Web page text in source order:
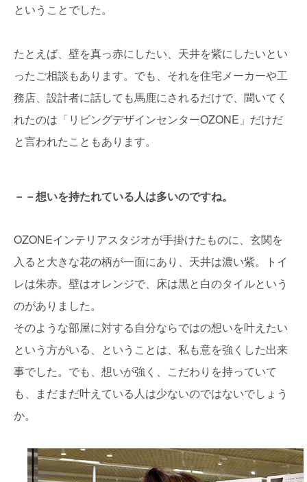
ということでした。
たとえば、壁を真っ赤にしたい、天井を紫にしたいとい
ったご相談もあります。でも、それを住宅メーカーや工
務店、設計者に話しても馬鹿にされるだけで、聞いてく
れたのは「リビングデザインセンターOZONE」だけだ
と言われたこともあります。
－－想いを持たれている人は多いのですね。
OZONEインテリアスタジオが手掛けたものに、玄関を
入ると大きな花の柄が一面にあり、天井は濃い紫。トイ
レは朱赤。壁はオレンジで、床は黒と白のタイルという
のがありました。
そのような部屋に対する自分ならではの想いを叶えたい
という方がいる、ということは、私も意を強くした出来
事でした。でも、想いが強く、こだわりを持っていて
も、まだまだ叶えている人は少ないのではないでしょう
か。